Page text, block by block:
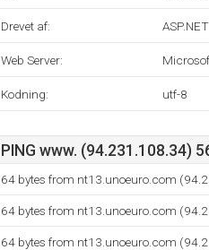
Drevet af: ASP.NET
Web Server:
Kodning: utf-8
PING www. (94.231.108.34)
64 bytes from nt13.unoeuro.com
64 bytes from nt13.unoeuro.com
64 bytes from nt13.unoeuro.com